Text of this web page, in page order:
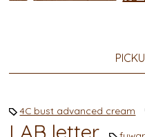
4C bust advanced cream
LAB letter